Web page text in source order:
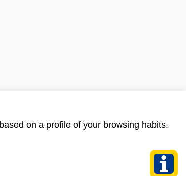
on a profile of your browsing habits.